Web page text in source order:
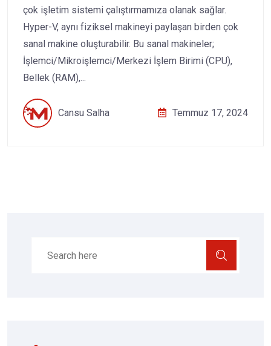
çok işletim sistemi çalıştırmamıza olanak sağlar.
Hyper-V, aynı fiziksel makineyi paylaşan birden çok
sanal makine oluşturabilir. Bu sanal makineler;
İşlemci/Mikroişlemci/Merkezi İşlem Birimi (CPU),
Bellek (RAM),...
Cansu Salha Temmuz 17, 2024